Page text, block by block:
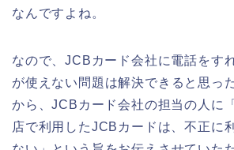
なんですよね。
なので、JCBカード会社に電話をす
が使えない問題は解決できると思っ
から、JCBカード会社の担当の人に
店で利用したJCBカードは、不正に